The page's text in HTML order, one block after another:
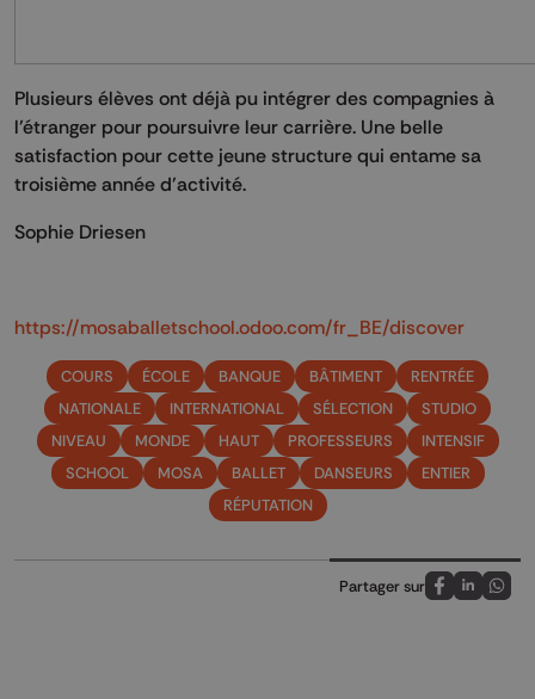
Plusieurs élèves ont déjà pu intégrer des compagnies à
l’étranger pour poursuivre leur carrière. Une belle
satisfaction pour cette jeune structure qui entame sa
troisième année d’activité.
Sophie Driesen
https://mosaballetschool.odoo.com/fr_BE/discover
COURS ÉCOLE BANQUE BÂTIMENT
RENTRÉE
NATIONALE
INTERNATIONAL SÉLECTION
STUDIO
NIVEAU
MONDE HAUT PROFESSEURS
INTENSIF
SCHOOL
MOSA BALLET DANSEURS
ENTIER
RÉPUTATION
Partager sur
Partagez sur
Partagez